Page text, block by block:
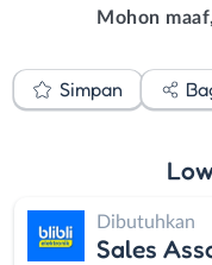
Mohon
Simpan
Dibutuhkan
Sales